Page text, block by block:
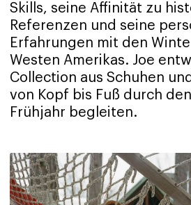
Skills, seine Affinität zu
Referenzen und seine
Erfahrungen mit den
Westen Amerikas. Joe
Collection aus Schuhen
von Kopf bis Fuß durch
Frühjahr begleiten.